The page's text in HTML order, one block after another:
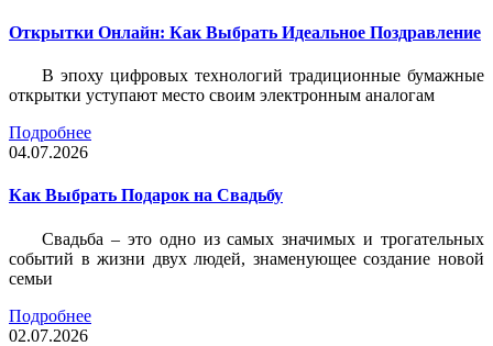
Открытки Онлайн: Как Выбрать Идеальное Поздравление
В эпоху цифровых технологий традиционные бумажные
открытки уступают место своим электронным аналогам
Подробнее
04.07.2026
Как Выбрать Подарок на Свадьбу
Свадьба – это одно из самых значимых и трогательных
событий в жизни двух людей, знаменующее создание новой
семьи
Подробнее
02.07.2026